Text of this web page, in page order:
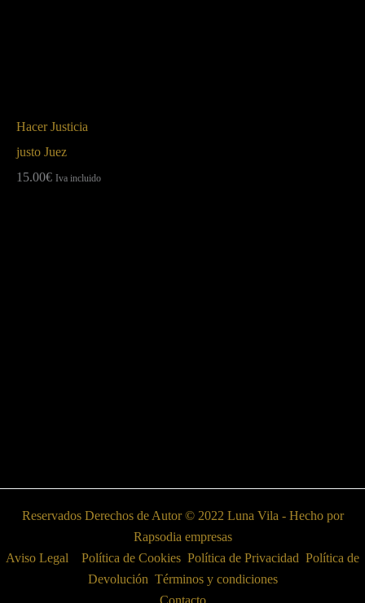
Hacer Justicia
justo Juez
15.00€ Iva incluido
Reservados Derechos de Autor © 2022 Luna Vila - Hecho por
Rapsodia empresas
Aviso Legal
Política de Cookies Política de Privacidad Política de
Devolución Términos y condiciones
Contacto